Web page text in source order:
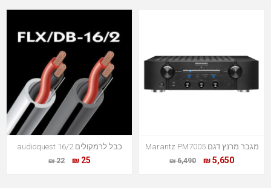
מגבר מרנץ דגם Marantz PM7005
5,650 ₪
6,490 ₪
כבל לרמקולים audioquest 16/2
25 ₪
22 ₪